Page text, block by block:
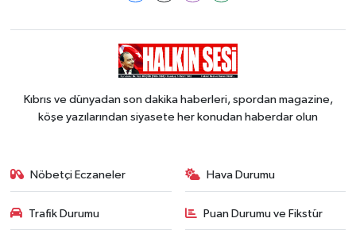
Kıbrıs ve dünyadan son dakika haberleri, spordan magazine,
köşe yazılarından siyasete her konudan haberdar olun
Nöbetçi Eczaneler Hava Durumu
Trafik Durumu Puan Durumu ve Fikstür